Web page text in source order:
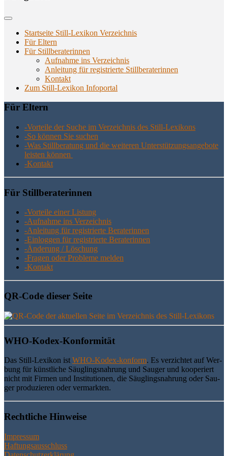
Startseite Still-Lexikon Verzeichnis
Für Eltern
Für Stillberaterinnen
Aufnahme ins Verzeichnis
Anlei­tung für regis­trier­te Stillberaterinnen
Kon­takt
Zum Still-Lexikon Infoportal
Für Eltern
-Vor­tei­le der Suche im Ver­zeich­nis des Still-Lexikons
-So kön­nen Sie suchen
-Was Still­be­ra­tung und die wei­te­ren Unter­stüt­zungs­an­ge­bo­te
leis­ten können
-Kon­takt
Für Still­be­ra­te­rin­nen
-Vor­tei­le einer Listung
-Auf­nah­me ins Verzeichnis
-Anlei­tung für regis­trier­te Beraterinnen
-Ein­log­gen für regis­trier­te Beraterinnen
-Ände­rung / Löschung
-Fra­gen oder Pro­ble­me melden
-Kon­takt
QR-Code die­ser Seite
WHO-Kodex-Kon­for­mi­tät
Das Still-Lexi­kon ist WHO-Kodex-kon­form. Es ver­zich­tet auf Wer­
bung für künst­li­che Säug­lings­nah­rung und Sau­ger und koope­riert
nicht mit Fir­men und Insti­tu­tio­nen, die Säug­lings­nah­rung oder Sau­
ger pro­du­zie­ren oder vermarkten.
Recht­li­che Hinweise
Impressum
Haftungsausschluss